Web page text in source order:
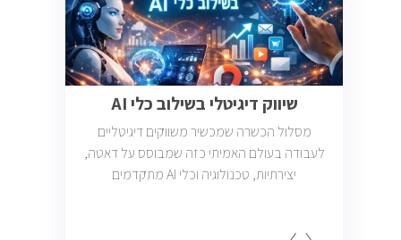
שיווק דיגיטלי בשילוב כלי AI
מסלול הכשרה שמכשיר משווקים דיגיטליים
לעבודה בעולם האמיתי כזה שמבוסס על דאטה,
יצירתיות, טכנולוגיה וכלי AI מתקדמים